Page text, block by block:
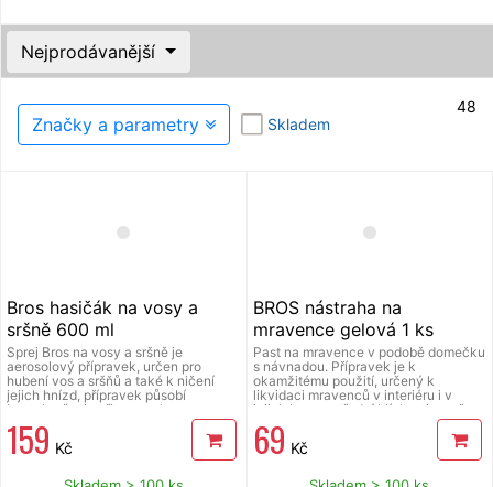
Nejprodávanější
48
Značky a parametry Skladem
Bros hasičák na vosy a
sršně 600 ml
Sprej Bros na vosy a sršně je
aerosolový přípravek, určen pro
hubení vos a sršňů a také k ničení
jejich hnízd, přípravek působí
kontaktně a je připraven k
okamžitému použití, výkonný
aplikátor umožňuje zasáhnout hmyz
větší dávkou účinné látky a to na
používejte biocidy bezpečným
159 Kč
BROS nástraha na
mravence gelová 1 ks
Past na mravence v podobě domečku
s návnadou. Přípravek je k
okamžitému použití, určený k
likvidaci mravenců v interiéru i v
jejich bezprostřední blízkosti, např. na
terasách, balkonech, altáncích,
cestách, příjezdových cestách atd.
Domeček chrání přípravek před
dětem a domácím mazlíčkům. Ničí
69 Kč